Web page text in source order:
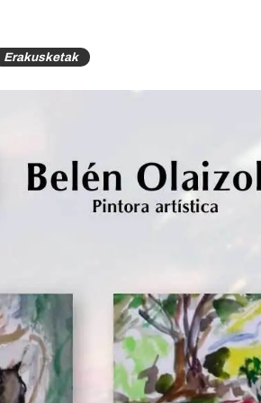
Erakusketak